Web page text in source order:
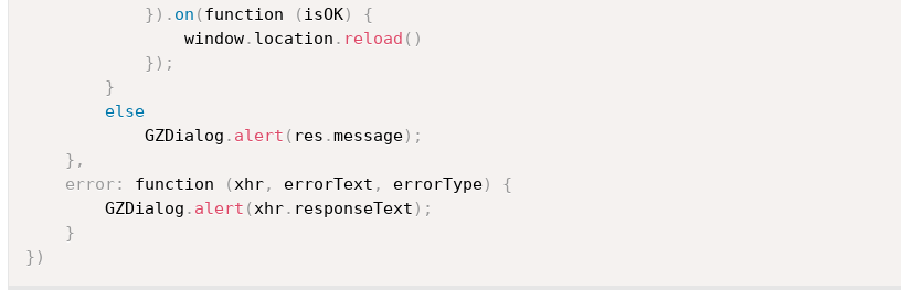
} ) . on ( function ( isOK)
{
				window
. location . reload ( )
} ) ;
}
else
			GZDialog
. alert ( res .message) ;
} ,
error: function (xhr, errorText , errorType)
{
		GZDialog
. alert (xhr. responseText ) ;
}
} )